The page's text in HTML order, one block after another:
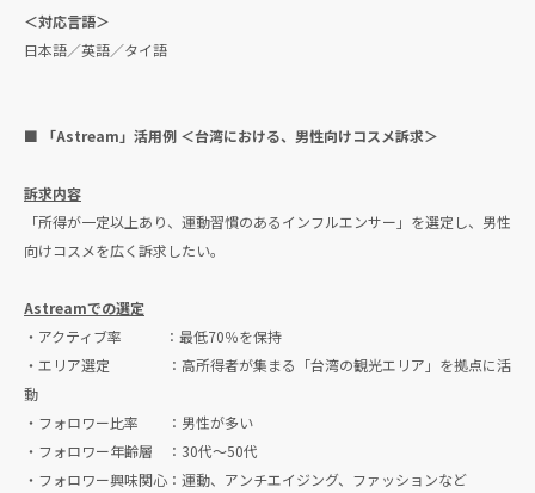
＜対応言語＞
日本語／英語／タイ語
■ 「Astream」活用例 ＜台湾における、男性向けコスメ訴求＞
訴求内容
「所得が一定以上あり、運動習慣のあるインフルエンサー」を選定し、男性
向けコスメを広く訴求したい。
Astreamでの選定
・アクティブ率 ：最低70％を保持
・エリア選定 ：高所得者が集まる「台湾の観光エリア」を拠点に活
動
・フォロワー比率 ：男性が多い
・フォロワー年齢層 ：30代〜50代
・フォロワー興味関心：運動、アンチエイジング、ファッションなど